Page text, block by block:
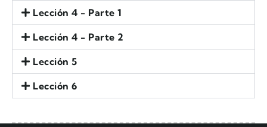
Lección 4 - Parte 1
Lección 4 - Parte 2
Lección 5
Lección 6